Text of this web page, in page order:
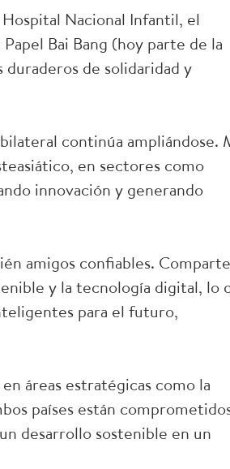
Nacional Infantil, el
Bai Bang (hoy parte de la
de solidaridad y
continúa ampliándose.
en sectores como
innovación y generando
amigos confiables.
y la tecnología digital, lo
para el futuro,
áreas estratégicas como la
países están
desarrollo sostenible en un